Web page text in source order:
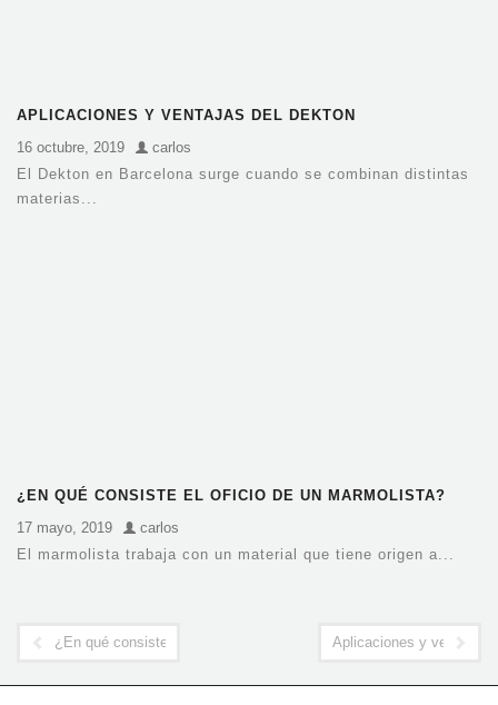
APLICACIONES Y VENTAJAS DEL DEKTON
16 octubre, 2019
carlos
El Dekton en Barcelona surge cuando se combinan distintas
materias...
¿EN QUÉ CONSISTE EL OFICIO DE UN MARMOLISTA?
17 mayo, 2019
carlos
El marmolista trabaja con un material que tiene origen a...
¿En qué consiste el oficio de un marmolista?Aplicaciones y ventajas